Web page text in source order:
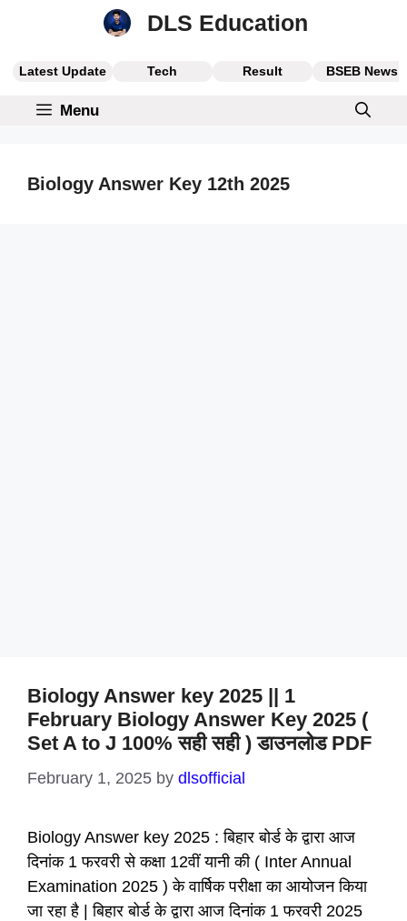
DLS Education
Latest Update Tech Result BSEB News
Menu
Biology Answer Key 12th 2025
Biology Answer key 2025 || 1
February Biology Answer Key 2025 (
Set A to J 100% सही सही ) डाउनलोड PDF
February 1, 2025 by dlsofficial
Biology Answer key 2025 : बिहार बोर्ड के द्वारा आज
दिनांक 1 फरवरी से कक्षा 12वीं यानी की ( Inter Annual
Examination 2025 ) के वार्षिक परीक्षा का आयोजन किया
जा रहा है | बिहार बोर्ड के द्वारा आज दिनांक 1 फरवरी 2025